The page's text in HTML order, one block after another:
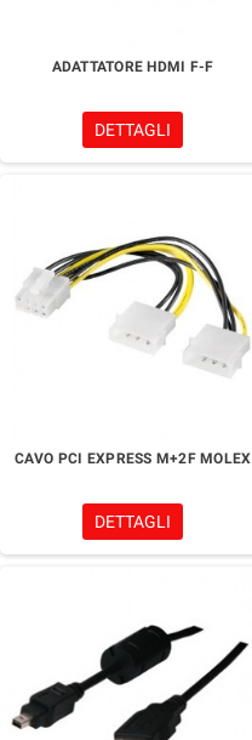
ADATTATORE HDMI F-F
DETTAGLI
CAVO PCI EXPRESS M+2F MOLEX
DETTAGLI